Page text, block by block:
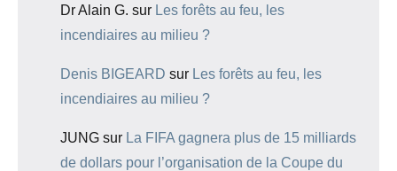
Dr Alain G. sur Les forêts au feu, les
incendiaires au milieu ?
Denis BIGEARD sur Les forêts au feu, les
incendiaires au milieu ?
JUNG sur La FIFA gagnera plus de 15 milliards
de dollars pour l’organisation de la Coupe du